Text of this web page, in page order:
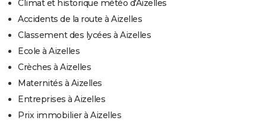
Climat et historique météo d'Aizelles
Accidents de la route à Aizelles
Classement des lycées à Aizelles
Ecole à Aizelles
Crèches à Aizelles
Maternités à Aizelles
Entreprises à Aizelles
Prix immobilier à Aizelles